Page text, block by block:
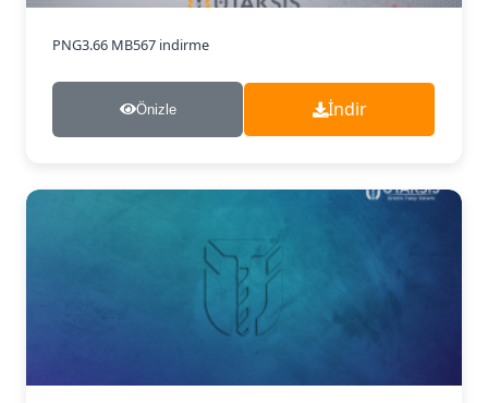
PNG3.66 MB567 indirme
Önizle İndir